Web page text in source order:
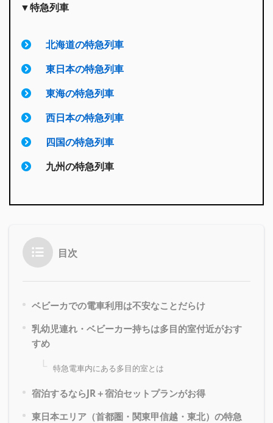
▼特急列車
北海道の特急列車
東日本の特急列車
東海の特急列車
西日本の特急列車
四国の特急列車
九州の特急列車
目次
ベビーカでの電車利用は不安なことだらけ
乳幼児連れ・ベビーカー持ちは多目的室付近がおす
すめ
特急電車内にある多目的室とは
宿泊するならJR＋宿泊セットプランがお得
東日本エリア（首都圏・関東甲信越・東北）の特急